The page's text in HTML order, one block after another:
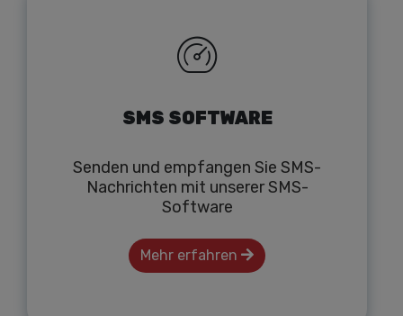
SMS SOFTWARE
Senden und empfangen Sie SMS-
Nachrichten mit unserer SMS-
Software
Mehr erfahren